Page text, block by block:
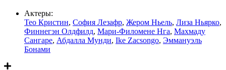
Актеры:
Тео Кристин, София Лезафр, Жером Ньель, Лиза Ньярко,
Финнегэн Олдфилд, Мари-Филомене Нга, Махмаду
Сангаре, Абдалла Мунди, Ike Zacsongo, Эммануэль
Бонами